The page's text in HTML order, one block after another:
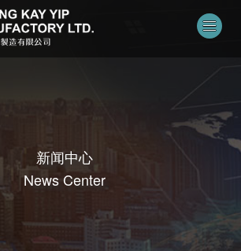
新闻中心
News Center